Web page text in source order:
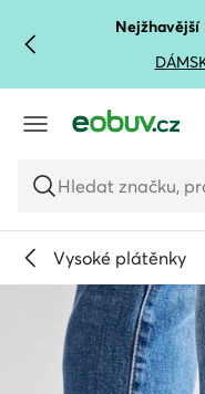
PŘEJÍT NA HLAVNÍ
PŘEJÍT NA
Hledat značku,
Vysoké plátěnky